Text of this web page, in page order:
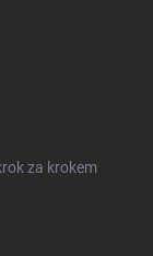
za krokem